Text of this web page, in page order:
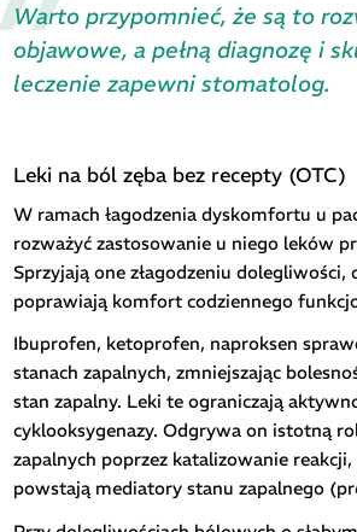
Warto przypomnieć, że są to
objawowe, a pełną diagnozę i
leczenie zapewni stomatolog.
Leki na ból zęba bez recepty (OTC)
W ramach łagodzenia dyskomfortu u
rozważyć zastosowanie u niego leków
Sprzyjają one złagodzeniu dolegliwości,
poprawiają komfort codziennego
Ibuprofen, ketoprofen, naproksen
stanach zapalnych, zmniejszając
stan zapalny. Leki te ograniczają
cyklooksygenazy. Odgrywa on istotną
zapalnych poprzez katalizowanie
powstają mediatory stanu zapalnego